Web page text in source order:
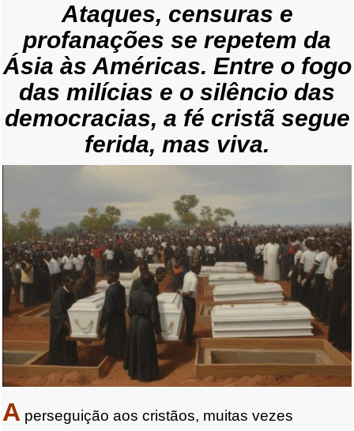
Ataques, censuras e
profanações se repetem da
Ásia às Américas. Entre o fogo
das milícias e o silêncio das
democracias, a fé cristã segue
ferida, mas viva.
A perseguição aos cristãos, muitas vezes